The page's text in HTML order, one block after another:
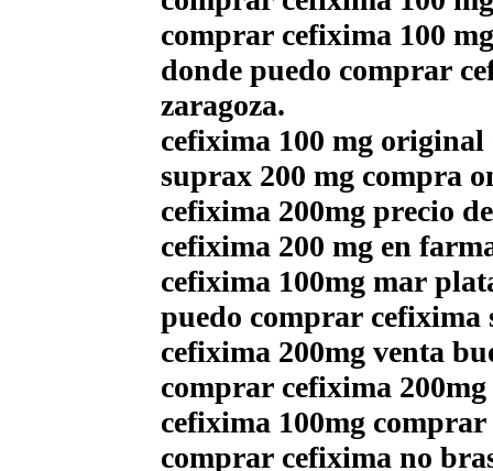
comprar cefixima 100
donde puedo comprar
zaragoza.
cefixima 100 mg
suprax 200 mg compra
cefixima 200mg precio
cefixima 200 mg en
cefixima 100mg mar
puedo comprar cefixima
cefixima 200mg venta
comprar cefixima
cefixima 100mg
comprar cefixima no